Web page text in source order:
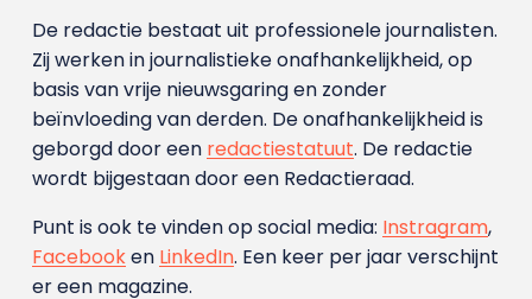
De redactie bestaat uit professionele journalisten.
Zij werken in journalistieke onafhankelijkheid, op
basis van vrije nieuwsgaring en zonder
beïnvloeding van derden. De onafhankelijkheid is
geborgd door een redactiestatuut. De redactie
wordt bijgestaan door een Redactieraad.
Punt is ook te vinden op social media: Instragram,
Facebooken LinkedIn. Een keer per jaar verschijnt
er een magazine.